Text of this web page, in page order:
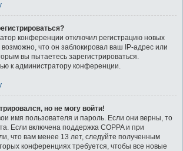
конференции отключил регистрацию новых
что он заблокировал ваш IP-адрес или
вы пытаетесь зарегистрироваться.
к администратору конференции.
но не могу войти!
имя пользователя и пароль. Если они верны, то
Если включена поддержка COPPA и при
что вам менее 13 лет, следуйте полученным
конференциях требуется, чтобы все новые